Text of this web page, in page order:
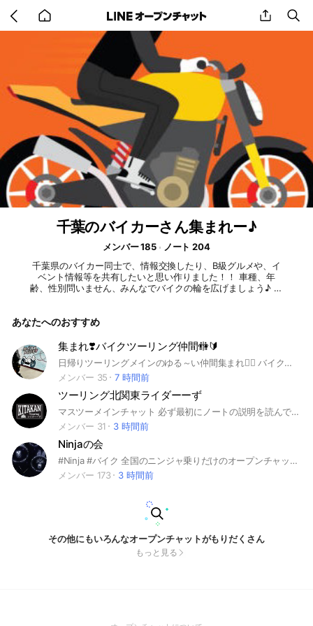
back
to
share
千葉のバイカーさん集まれー♪
メンバー 185
ノート 204
千葉県のバイカー同士で、情報交換したり、B級グルメや、イ
ベント情報等を共有したいと思い作りました！！ 車種、年
齢、性別問いません、みんなでバイクの輪を広げましょう♪ 参
あなたへのおすすめ
集まれ❣️バイクツーリング仲間🚻🔰
日帰りツーリングメインのゆる～い仲間集まれ👯‍♀️ バイク女子 バイク男子 初心者 まぁまぁベテラン リターンライダーさん✨ ツーリングイベント立ててくれる方❣️ ぜひぜひご一緒させてくださいщ(☆▽☆щ ) 排気量マウント❌ バイク歴マウント❌ 早く走りたい方❌(解散後は自由です🗽) 運転中の喫煙❌ 著しく協調性に欠ける人❌ 派閥を組む方❌ ROM専禁止‼️ この部屋は、実際にツーリングに積極的に参加できる人のみに限らせてもらってます。 バイクオプチャにいくつも入っている方向きではありません。 雑談も大いにして頂いて構いませんが、 雑談メインの方は、ご遠慮願います。 土日祝に企画していますので、 平日休みの方は難しいと思います。 入室後2ヶ月以内に一度も企画に参加されない方は退出となります。 片道凡そ100km～200km 高速使用するので、中型以上(高速道路通行可能)に限らせて頂きます。 #東京ツーリング＃埼玉ツーリング#千葉ツーリング#神奈川ツーリング#茨城ツーリング#栃木ツーリング#群馬ツーリング#長野ツーリング#山梨ツーリング#初心者＃一般道路#ツーリング #埼玉県＃東京都#東京＃埼玉＃多摩＃多摩地区＃西東京 #バイク＃マニュアル＃ネイキッド＃中型＃普通#大型 #大型 #honda #yamaha #kawasaki #suzuki#ホンダ#ヤマハ#カ ワサキ＃スズキ #インカム #sena #セナ＃メッシュ #Mesh#関東＃八 潮市＃東久留米市＃飯能市＃横浜市＃さいたま市 ＃相模原市＃市川市＃ 武蔵村山市＃立川市＃西東京市 ＃小平市#所沢市＃町田市＃松戸市＃日野市＃深 谷市＃東大和市 ＃荒川区＃板橋区＃新座市＃東村山市＃練馬区＃鶴ヶ島#柏市#練馬区#板橋区#新宿区#杉並区#中野区#世田谷区#品川区#江戸川区#23区
メンバー 35
7 時間前
ツーリング北関東ライダーーず
マスツーメインチャット 必ず最初にノートの説明を読んで下さい 人に合わせて走れる優しい方 異性目的でわない方 保険加入してる方 20歳以上 原付き不可 族車不可 ノートに自己紹介必須 自己紹介ない方とは走りません チャット放置、意思表示無しは退室処分です基本日曜ツーリングしか行っていません #茨城#栃木#群馬#千葉#埼玉#福島#バイク
メンバー 31
3 時間前
Ninjaの会
#Ninja #バイク 全国のニンジャ乗りだけのオープンチャットを作りました！ 活動内容は、基本的には自由です。 ツーリング仲間を集うのもok! カスタム相談などもok! よろしくお願いします！
メンバー 173
3 時間前
その他にもいろんなオープンチャットがもりだくさん
もっと見る